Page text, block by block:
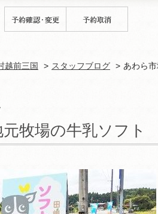
越前三国 スタッフブログ あわら
牧場の牛乳ソフト